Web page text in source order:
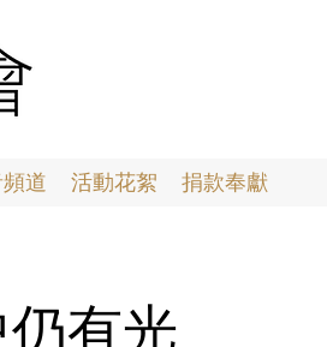
道 活動花絮 捐款奉獻
有光